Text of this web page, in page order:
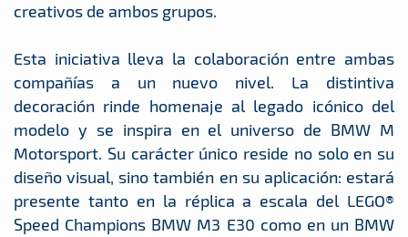
creativos de ambos grupos.
Esta iniciativa lleva la colaboración entre ambas
compañías a un nuevo nivel. La distintiva
decoración rinde homenaje al legado icónico del
modelo y se inspira en el universo de BMW M
Motorsport. Su carácter único reside no solo en su
diseño visual, sino también en su aplicación: estará
presente tanto en la réplica a escala del LEGO®
Speed Champions BMW M3 E30 como en un BMW